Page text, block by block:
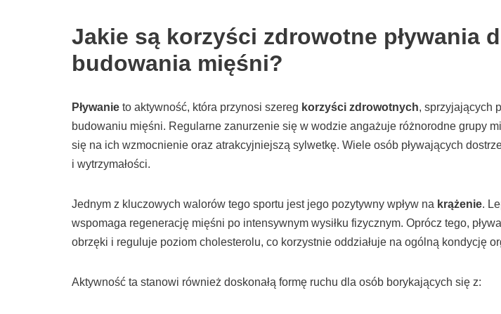
Jakie są korzyści zdrowotne pływania
budowania mięśni?
Pływanie to aktywność, która przynosi szereg korzyści zdrowotnych, sprzyjających
budowaniu mięśni. Regularne zanurzenie się w wodzie angażuje różnorodne grupy
się na ich wzmocnienie oraz atrakcyjniejszą sylwetkę. Wiele osób pływających
i wytrzymałości.
Jednym z kluczowych walorów tego sportu jest jego pozytywny wpływ na krążenie.
wspomaga regenerację mięśni po intensywnym wysiłku fizycznym. Oprócz tego,
obrzęki i reguluje poziom cholesterolu, co korzystnie oddziałuje na ogólną kondycję
Aktywność ta stanowi również doskonałą formę ruchu dla osób borykających się z: